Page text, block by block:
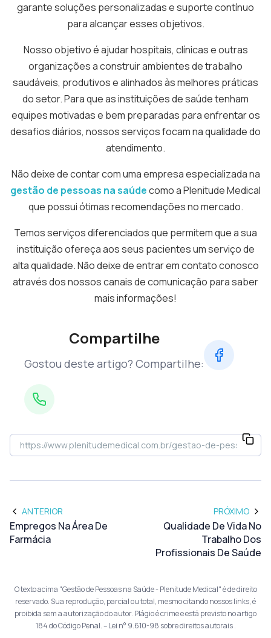
garante soluções personalizadas e suporte contínuo
para alcançar esses objetivos.
Nosso objetivo é ajudar hospitais, clínicas e outras
organizações a construir ambientes de trabalho
saudáveis, produtivos e alinhados às melhores práticas
do setor. Para que as instituições de saúde tenham
equipes motivadas e bem preparadas para enfrentar os
desafios diários, nossos serviços focam na qualidade do
atendimento.
Não deixe de contar com uma empresa especializada na
gestão de pessoas na saúdecomo a Plenitude Medical
que possui ótimas recomendações no mercado.
Temos serviços diferenciados que permitem que a sua
instituição ofereça aos seus pacientes um serviço de
alta qualidade. Não deixe de entrar em contato conosco
através dos nossos canais de comunicação para saber
mais informações!
Compartilhe
Gostou deste artigo? Compartilhe:
ANTERIOR
Empregos Na Área De
Farmácia
PRÓXIMO
Qualidade De Vida No
Trabalho Dos
Profissionais De Saúde
O texto acima "Gestão de Pessoas na Saúde - Plenitude Medical" é de direito
reservado. Sua reprodução, parcial ou total, mesmo citando nossos links, é
proibida sem a autorização do autor. Plágio é crime e está previsto no artigo
184 do Código Penal. –Lei n° 9.610-98 sobre direitos autorais.